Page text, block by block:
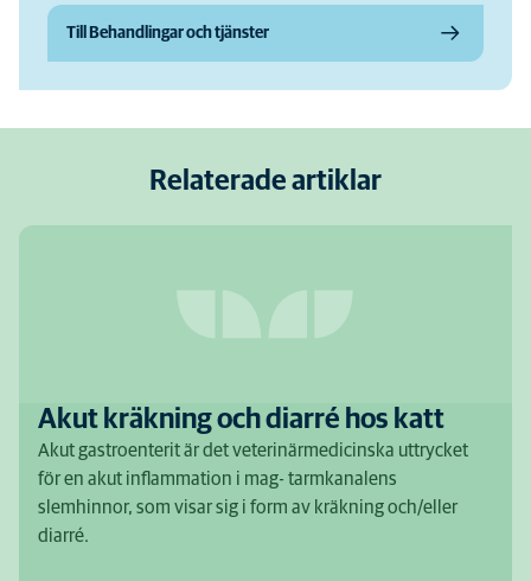
Till Behandlingar och tjänster
Relaterade artiklar
Akut kräkning och diarré hos katt
Akut gastroenterit är det veterinärmedicinska uttrycket
för en akut inflammation i mag- tarmkanalens
slemhinnor, som visar sig i form av kräkning och/eller
diarré.